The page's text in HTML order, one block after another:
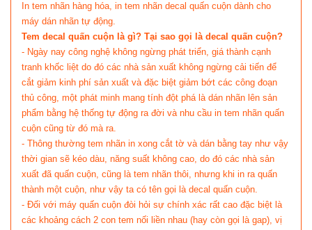
In tem nhãn hàng hóa, in tem nhãn decal quấn cuộn dành cho
máy dán nhãn tự động.
Tem decal quấn cuộn là gì? Tại sao gọi là decal quấn cuộn?
- Ngày nay công nghệ không ngừng phát triển, giá thành cạnh
tranh khốc liệt do đó các nhà sản xuất không ngừng cải tiến để
cắt giảm kinh phí sản xuất và đặc biệt giảm bớt các công đoạn
thủ công, một phát minh mang tính đột phá là dán nhãn lên sản
phẩm bằng hệ thống tự động ra đời và nhu cầu in tem nhãn quấn
cuộn cũng từ đó mà ra.
- Thông thường tem nhãn in xong cắt tờ và dán bằng tay như vậy
thời gian sẽ kéo dàu, năng suất không cao, do đó các nhà sản
xuất đã quấn cuộn, cũng là tem nhãn thôi, nhưng khi in ra quấn
thành một cuộn, như vậy ta có tên gọi là decal quấn cuộn.
- Đối với máy quấn cuộn đòi hỏi sự chính xác rất cao đặc biệt là
các khoảng cách 2 con tem nối liền nhau (hay còn gọi là gap), vị